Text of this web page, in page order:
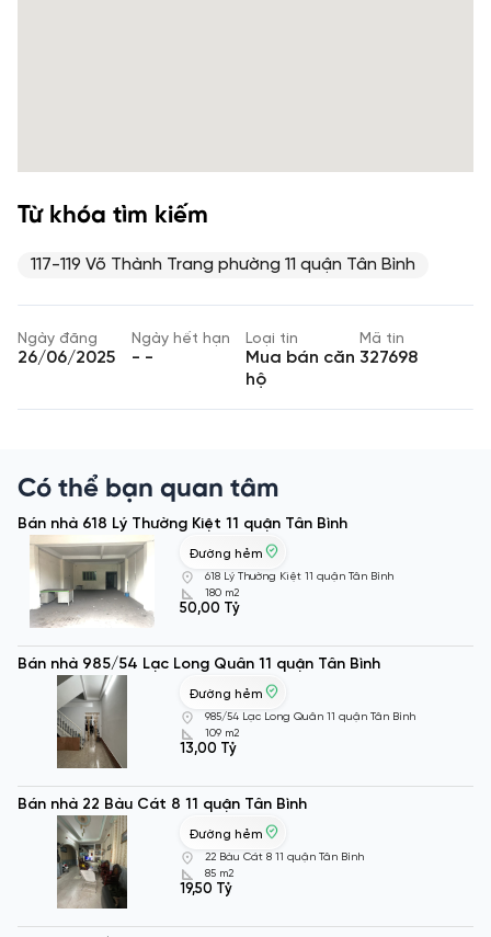
Từ khóa tìm kiếm
117-119 Võ Thành Trang phường 11 quận Tân Bình
Ngày đăng
26/06/2025
Ngày hết hạn
- -
Loại tin
Mua bán căn
hộ
Mã tin
327698
Có thể bạn quan tâm
Bán nhà 618 Lý Thường Kiệt 11 quận Tân Bình
Đường hẻm
618 Lý Thường Kiệt 11 quận Tân Bình
180 m2
50,00 Tỷ
Bán nhà 985/54 Lạc Long Quân 11 quận Tân Bình
Đường hẻm
985/54 Lạc Long Quân 11 quận Tân Bình
109 m2
13,00 Tỷ
Bán nhà 22 Bàu Cát 8 11 quận Tân Bình
Đường hẻm
22 Bàu Cát 8 11 quận Tân Bình
85 m2
19,50 Tỷ